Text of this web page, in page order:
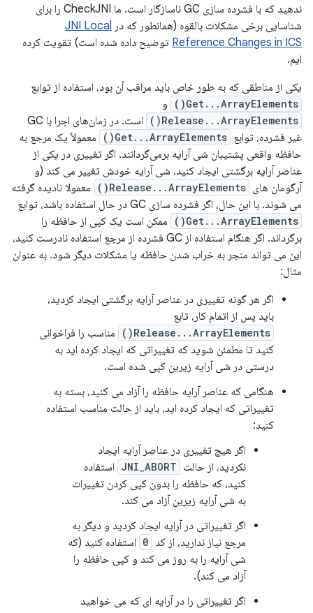
ندهید که با فشرده سازی GC ناسازگار است. ما CheckJNI را برای
شناسایی برخی مشکلات بالقوه (همانطور که در JNI Local
Reference Changes in ICS توضیح داده شده است) تقویت کرده
ایم.
یکی از مناطقی که به طور خاص باید مراقب آن بود، استفاده از توابع
Get...ArrayElements() و
Release...ArrayElements()
است. در زمان‌های اجرا با GC
غیر فشرده، توابع Get...ArrayElements()
معمولاً یک مرجع به
حافظه واقعی پشتیبان شی آرایه برمی‌گردانند. اگر تغییری در یکی از
عناصر آرایه برگشتی ایجاد کنید، شی آرایه خودش تغییر می کند (و
آرگومان های Release...ArrayElements()
معمولا نادیده گرفته
می شوند. با این حال، اگر فشرده سازی GC در حال استفاده باشد، توابع
Get...ArrayElements()
ممکن است یک کپی از حافظه را
برگرداند. اگر هنگام استفاده از GC فشرده از مرجع استفاده نادرست کنید،
این می تواند منجر به خراب شدن حافظه یا مشکلات دیگر شود. به عنوان
مثال:
اگر هر گونه تغییری در عناصر آرایه برگشتی ایجاد کردید،
باید پس از اتمام کار، تابع
Release...ArrayElements()
مناسب را فراخوانی
کنید تا مطمئن شوید که تغییراتی که ایجاد کرده اید به
درستی در شی آرایه زیرین کپی شده است.
هنگامی که عناصر آرایه حافظه را آزاد می کنید، بسته به
تغییراتی که ایجاد کرده اید، باید از حالت مناسب استفاده
کنید:
اگر هیچ تغییری در عناصر آرایه ایجاد
نکردید، از حالت JNI_ABORT استفاده
کنید، که حافظه را بدون کپی کردن تغییرات
به شی آرایه زیرین آزاد می کند.
اگر تغییراتی در آرایه ایجاد کردید و دیگر به
مرجع نیاز ندارید، از کد 0 استفاده کنید (که
شی آرایه را به روز می کند و کپی حافظه را
آزاد می کند).
اگر تغییراتی را در آرایه ای که می خواهید